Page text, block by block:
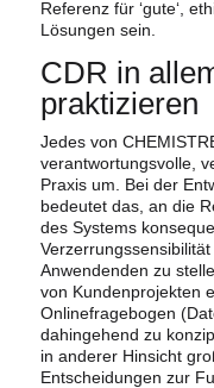
Referenz für ‘gute‘,
Lösungen sein.
CDR in
praktizieren
Jedes von
verantwortungsvolle,
Praxis um. Bei der
bedeutet das, an die
des Systems
Anwendenden zu
von Kundenprojekten
Onlinefragebogen
dahingehend zu
in anderer Hinsicht
Entscheidungen zur